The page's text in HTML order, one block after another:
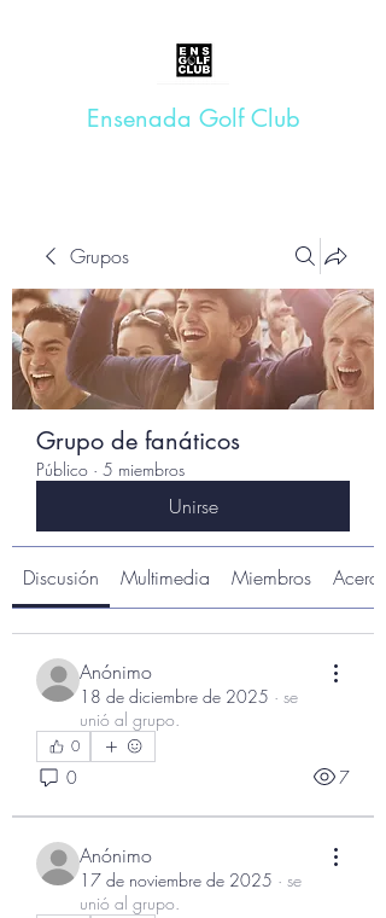
Ensenada Golf Club
Grupos
Grupo de fanáticos
Público · 5 miembros
Unirse
Discusión Multimedia Miembros Acerca
Anónimo
18 de diciembre de 2025 · se
unió al grupo.
0
0 7
Anónimo
17 de noviembre de 2025 · se
unió al grupo.